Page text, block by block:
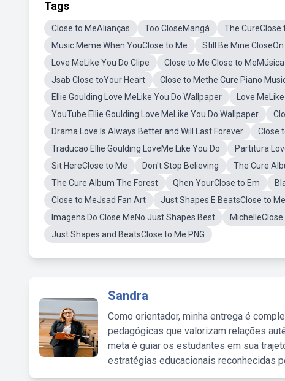
Tags
Close to MeAlianças Too CloseMangá The CureClose
Music Meme When YouClose to Me
Still Be Mine
Love MeLike You Do Clipe
Close to Me Close to
Jsab Close toYour Heart
Close to Methe Cure Piano
Ellie Goulding Love MeLike You Do Wallpaper
Love
YouTube Ellie Goulding Love MeLike You Do Wallpaper
Drama Love Is Always Better and Will Last Forever
Close
Traducao Ellie Goulding LoveMe Like You Do
Partitura
Sit HereClose to Me
Don't Stop Believing The Cure
The Cure Album The Forest
Qhen YourClose to Em
Close to MeJsad Fan Art
Just Shapes E BeatsClose to Me
Imagens Do Close MeNo Just Shapes Best
Just Shapes and BeatsClose to Me PNG
Sandra
Como orientador, minha entrega é
pedagógicas que valorizam relações
meta é guiar os estudantes em sua
estratégias educacionais reconhecidas